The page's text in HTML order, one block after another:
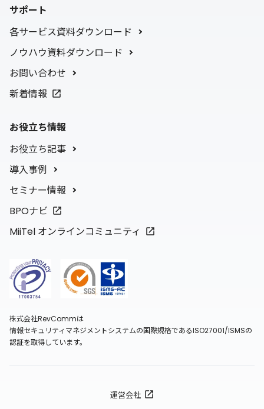
サポート
各サービス資料ダウンロード
ノウハウ資料ダウンロード
お問い合わせ
新着情報
お役立ち情報
お役立ち記事
導入事例
セミナー情報
BPOナビ
MiiTel オンラインコミュニティ
株式会社RevCommは
情報セキュリティマネジメントシステムの国際規格であるISO27001/ISMSの
認証を取得しています。
運営会社